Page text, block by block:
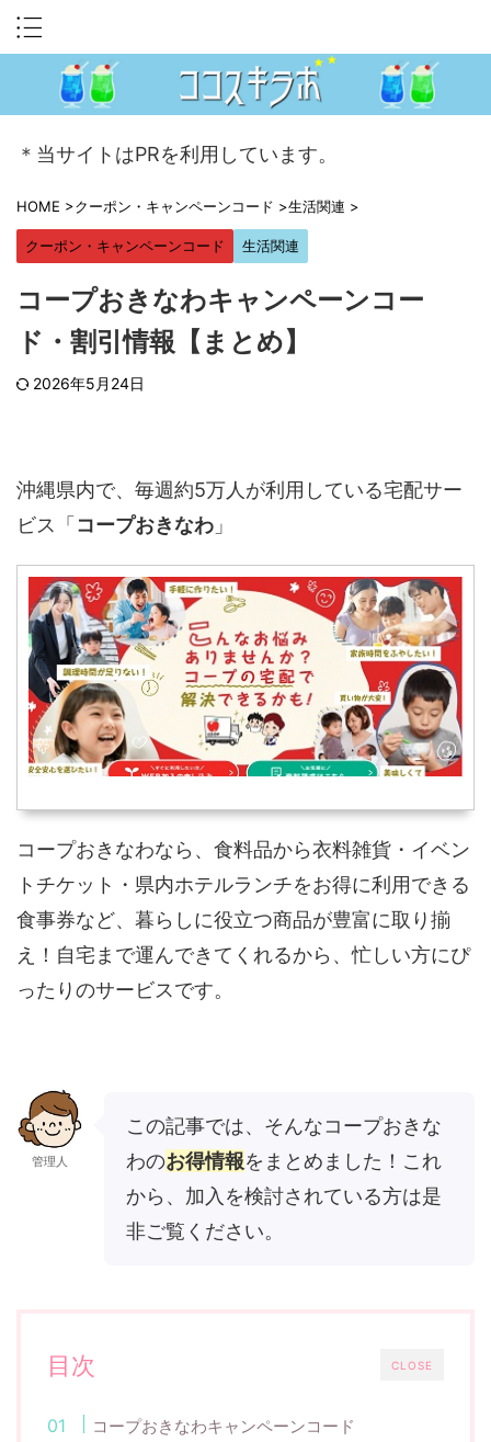
＊当サイトはPRを利用しています。
HOME >クーポン・キャンペーンコード >生活関連 >
クーポン・キャンペーンコード 生活関連
コープおきなわキャンペーンコー
ド・割引情報【まとめ】
2026年5月24日
沖縄県内で、毎週約5万人が利用している宅配サー
ビス「コープおきなわ 」
コープおきなわなら、食料品から衣料雑貨・イベン
トチケット・県内ホテルランチをお得に利用できる
食事券など、暮らしに役立つ商品が豊富に取り揃
え！自宅まで運んできてくれるから、忙しい方にぴ
ったりのサービスです。
管理人
この記事では、そんなコープおきな
わのお得情報をまとめました！これ
から、加入を検討されている方は是
非ご覧ください。
CLOSE
目次
コープおきなわキャンペーンコード